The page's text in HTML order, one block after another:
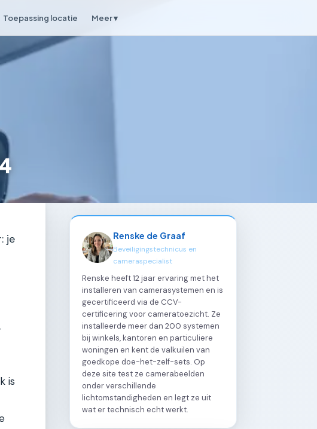
Toepassing locatie Meer ▾
je
is
Renske de Graaf
Beveiligingstechnicus en
cameraspecialist
Renske heeft 12 jaar ervaring met het
installeren van camerasystemen en is
gecertificeerd via de CCV-
certificering voor cameratoezicht. Ze
installeerde meer dan 200 systemen
bij winkels, kantoren en particuliere
woningen en kent de valkuilen van
goedkope doe-het-zelf-sets. Op
deze site test ze camerabeelden
onder verschillende
lichtomstandigheden en legt ze uit
wat er technisch echt werkt.